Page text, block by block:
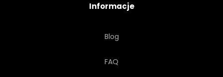
Informacje
Blog
FAQ